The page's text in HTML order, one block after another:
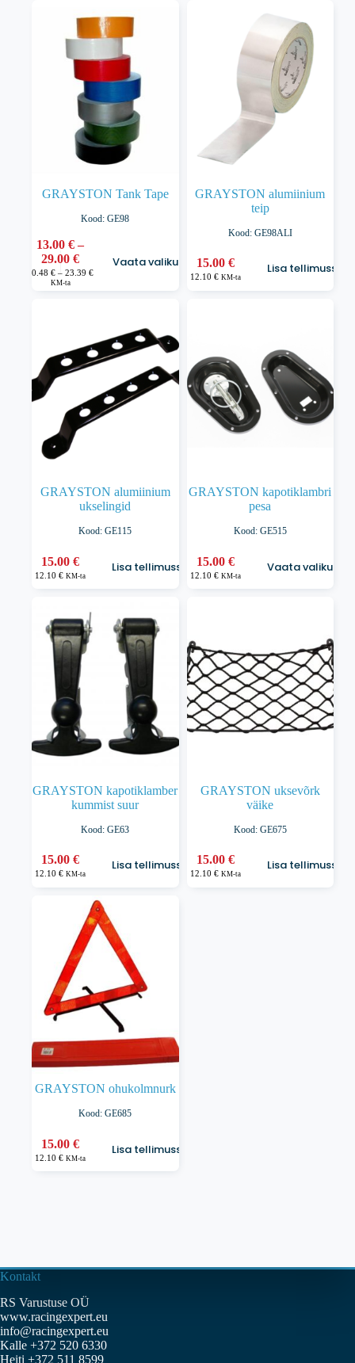
GRAYSTON Tank Tape
Kood: GE98
13.00€ –
29.00€Hinnavahemik:
13.00 €
10.48€ – 23.39€Hinnavahemik:
kuni
KM-ta
Vaata valikuid
Sellel
tootel
tootelehel.
GRAYSTON alumiinium
teip
Kood: GE98ALI
15.00 €
12.10 € KM-ta
Lisa tellimusse
GRAYSTON alumiinium
ukselingid
Kood: GE115
15.00€
12.10€ KM-ta
Lisa tellimusse
GRAYSTON kapotiklambri
pesa
Kood: GE515
15.00 €
12.10 € KM-ta
Vaata valikuid
Sellel
tootel
saab
teha
tootelehel.
GRAYSTON kapotiklamber
kummist suur
Kood: GE63
15.00€
12.10€ KM-ta
Lisa tellimusse
GRAYSTON uksevõrk
väike
Kood: GE675
15.00 €
12.10 € KM-ta
Lisa tellimusse
GRAYSTON ohukolmnurk
Kood: GE685
15.00€
12.10€ KM-ta
Lisa tellimusse
Kontakt
RS Varustuse OÜ
www.racingexpert.eu
info@racingexpert.eu
Kalle +372 520 6330
Heiti +372 511 8599